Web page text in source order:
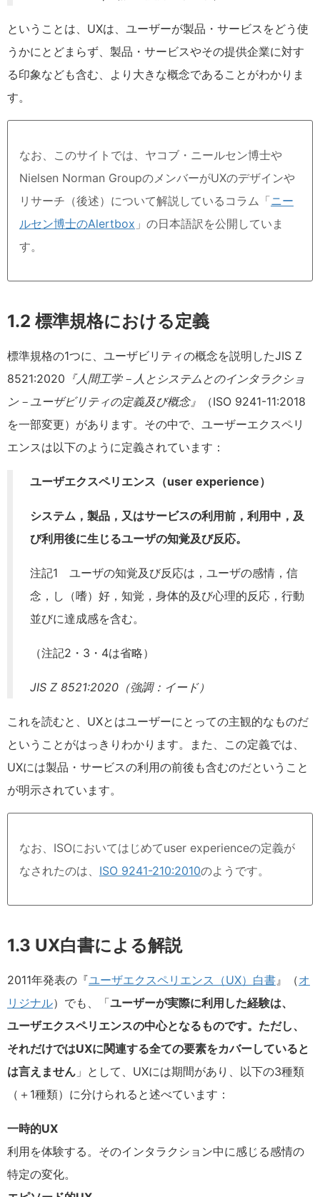
ということは、UXは、ユーザーが製品・サービスをどう使
うかにとどまらず、製品・サービスやその提供企業に対す
る印象なども含む、より大きな概念であることがわかりま
す。
なお、このサイトでは、ヤコブ・ニールセン博士や
Nielsen Norman GroupのメンバーがUXのデザインや
リサーチ（後述）について解説しているコラム「ニー
ルセン博士のAlertbox 」の日本語訳を公開していま
す。
1.2 標準規格における定義
標準規格の1つに、ユーザビリティの概念を説明したJIS Z
8521:2020 『人間工学－人とシステムとのインタラクショ
ン－ユーザビリティの定義及び概念』
（ISO 9241-11:2018
を一部変更）があります。その中で、ユーザーエクスペリ
エンスは以下のように定義されています：
ユーザエクスペリエンス（user experience）
システム，製品，又はサービスの利用前，利用中，及
び利用後に生じるユーザの知覚及び反応。
注記1 ユーザの知覚及び反応は，ユーザの感情，信
念，し（嗜）好，知覚，身体的及び心理的反応，行動
並びに達成感を含む。
（注記2・3・4は省略）
JIS Z 8521:2020 （強調：イード）
これを読むと、UXとはユーザーにとっての主観的なものだ
ということがはっきりわかります。また、この定義では、
UXには製品・サービスの利用の前後も含むのだということ
が明示されています。
なお、ISOにおいてはじめてuser experienceの定義が
なされたのは、 ISO 9241-210:2010のようです。
1.3 UX白書による解説
2011年発表の『ユーザエクスペリエンス（UX）白書』（オ
リジナル）でも、「ユーザーが実際に利用した経験は、
ユーザエクスペリエンスの中心となるものです。ただし、
それだけではUXに関連する全ての要素をカバーしていると
は言えません 」として、UXには期間があり、以下の3種類
（＋1種類）に分けられると述べています：
一時的UX
利用を体験する。そのインタラクション中に感じる感情の
特定の変化。